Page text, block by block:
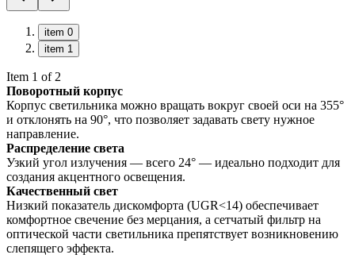
item 0
item 1
Item 1 of 2
Поворотный корпус
Корпус светильника можно вращать вокруг своей оси на 355°
и отклонять на 90°, что позволяет задавать свету нужное
направление.
Распределение света
Узкий угол излучения — всего 24° — идеально подходит для
создания акцентного освещения.
Качественный свет
Низкий показатель дискомфорта (UGR<14) обеспечивает
комфортное свечение без мерцания, а сетчатый фильтр на
оптической части светильника препятствует возникновению
слепящего эффекта.